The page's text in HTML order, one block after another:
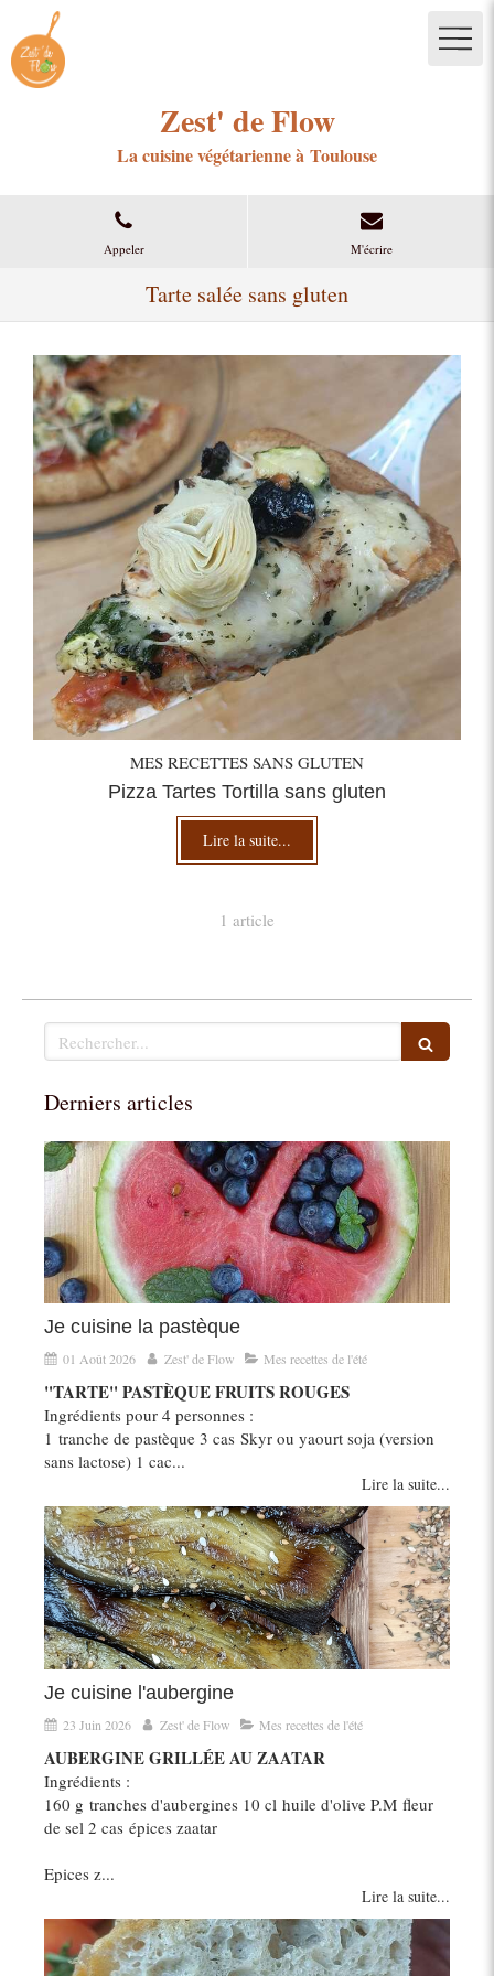
Zest' de Flow
La cuisine végétarienne à Toulouse
Appeler M'écrire
Tarte salée sans gluten
MES RECETTES SANS GLUTEN
Pizza Tartes Tortilla sans gluten
Lire la suite...
1 article
Rechercher
Derniers articles
Je cuisine la pastèque
01 Août 2026 Zest' de Flow Mes recettes de l'été
"TARTE" PASTÈQUE FRUITS ROUGES
Ingrédients pour 4 personnes :
1 tranche de pastèque 3 cas Skyr ou yaourt soja (version
sans lactose) 1 cac...
Lire la suite...
Je cuisine l'aubergine
23 Juin 2026 Zest' de Flow Mes recettes de l'été
AUBERGINE GRILLÉE AU ZAATAR
Ingrédients :
160 g tranches d'aubergines 10 cl huile d'olive P.M fleur
de sel 2 cas épices zaatar
Epices z...
Lire la suite...